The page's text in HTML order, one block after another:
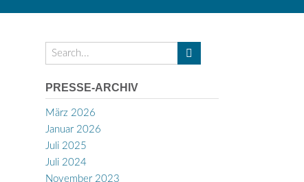
PRESSE-ARCHIV
März 2026
Januar 2026
Juli 2025
Juli 2024
November 2023